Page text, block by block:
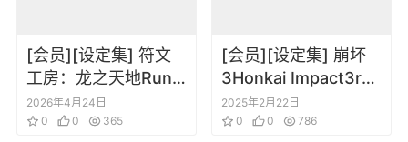
[会员][设定集] 符文
工房：龙之天地Rune
Factory Guardians
of Azuma – Official
2026年4月24日
0
0 365
[会员][设定集] 崩坏
3Honkai Impact3rd
Original Art VOL.2
2025年2月22日
0
0 786